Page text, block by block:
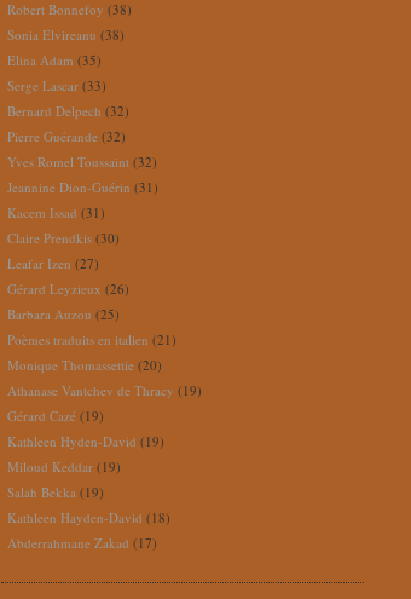
Robert Bonnefoy (38)
Sonia Elvireanu (38)
Elina Adam (35)
Serge Lascar (33)
Bernard Delpech (32)
Pierre Guérande (32)
Yves Romel Toussaint (32)
Jeannine Dion-Guérin (31)
Kacem Issad (31)
Claire Prendkis (30)
Leafar Izen (27)
Gérard Leyzieux (26)
Barbara Auzou (25)
Poèmes traduits en italien (21)
Monique Thomassettie (20)
Athanase Vantchev de Thracy (19)
Gérard Cazé (19)
Kathleen Hyden-David (19)
Miloud Keddar (19)
Salah Bekka (19)
Kathleen Hayden-David (18)
Abderrahmane Zakad (17)